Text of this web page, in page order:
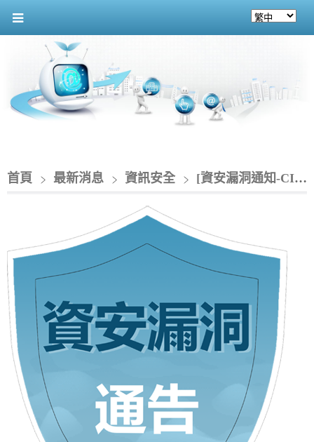
首頁 最新消息 資訊安全 [資安漏洞通知-CIO] 甲骨文產品存在多個漏洞